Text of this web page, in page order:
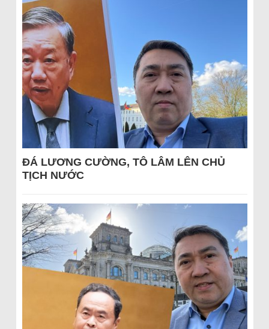
ĐÁ LƯƠNG CƯỜNG, TÔ LÂM LÊN CHỦ
TỊCH NƯỚC